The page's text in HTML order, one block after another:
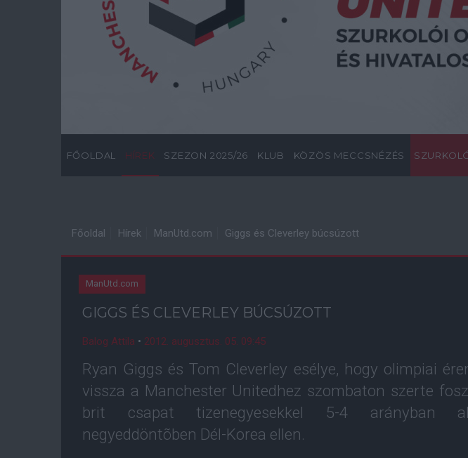
FŐOLDAL HÍREK SZEZON 2025/26 KLUB KÖZÖS MECCSNÉZÉS
Főoldal Hírek ManUtd.com Giggs és Cleverley búcsúzott
ManUtd.com
GIGGS ÉS CLEVERLEY BÚCSÚZOTT
Balog Attila • 2012. augusztus. 05. 09:45
Ryan Giggs és Tom Cleverley esélye, hogy olimpiai
vissza a Manchester Unitedhez szombaton szerte
brit csapat tizenegyesekkel 5-4 arányban
negyeddöntõben Dél-Korea ellen.